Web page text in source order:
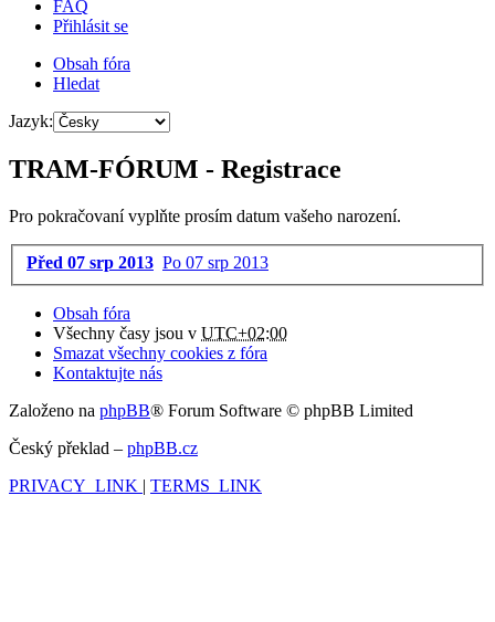
FAQ
Přihlásit se
Obsah fóra
Hledat
Jazyk:
TRAM-FÓRUM - Registrace
Pro pokračovaní vyplňte prosím datum vašeho narození.
Před 07 srp 2013 Po 07 srp 2013
Obsah fóra
Všechny časy jsou v UTC+02:00
Smazat všechny cookies z fóra
Kontaktujte nás
Založeno na phpBB® Forum Software © phpBB Limited
Český překlad – phpBB.cz
PRIVACY_LINK | TERMS_LINK